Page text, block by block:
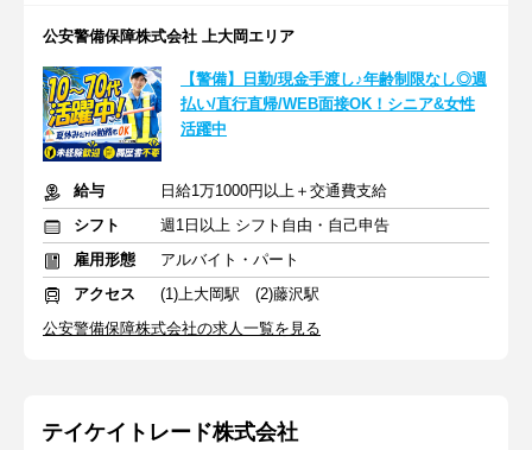
公安警備保障株式会社 上大岡エリア
【警備】日勤/現金手渡し♪年齢制限なし◎週
払い/直行直帰/WEB面接OK！シニア&女性
活躍中
給与
日給1万1000円以上＋交通費支給
シフト
週1日以上 シフト自由・自己申告
雇用形態
アルバイト・パート
アクセス
(1)上大岡駅 (2)藤沢駅
公安警備保障株式会社の求人一覧を見る
テイケイトレード株式会社